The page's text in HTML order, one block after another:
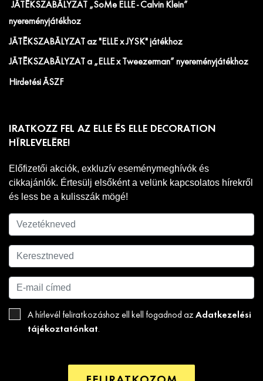
JÁTÉKSZABÁLYZAT „SoMe ELLE - Calvin Klein”
nyereményjátékhoz
JÁTÉKSZABÁLYZAT az "ELLE x JYSK" játékhoz
JÁTÉKSZABÁLYZAT a „ELLE x Tweezerman” nyereményjátékhoz
Hirdetési ÁSZF
IRATKOZZ FEL AZ ELLE ÉS ELLE DECORATION
HÍRLEVELÉRE!
Előfizetői akciók, exkluzív eseménymeghívók és
cikkajánlók. Értesülj elsőként a velünk kapcsolatos hírekről
és less be a kulisszák mögé!
A hírlevél feliratkozáshoz ell kell fogadnod az Adatkezelési
tájékoztatónkat.